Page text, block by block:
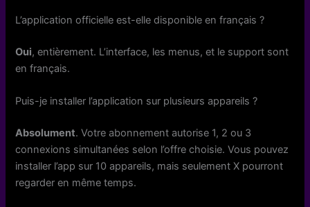
L’application officielle est-elle disponible en français ?
Oui, entièrement. L’interface, les menus, et le support sont
en français.
Puis-je installer l’application sur plusieurs appareils ?
Absolument. Votre abonnement autorise 1, 2 ou 3
connexions simultanées selon l’offre choisie. Vous pouvez
installer l’app sur 10 appareils, mais seulement X pourront
regarder en même temps.